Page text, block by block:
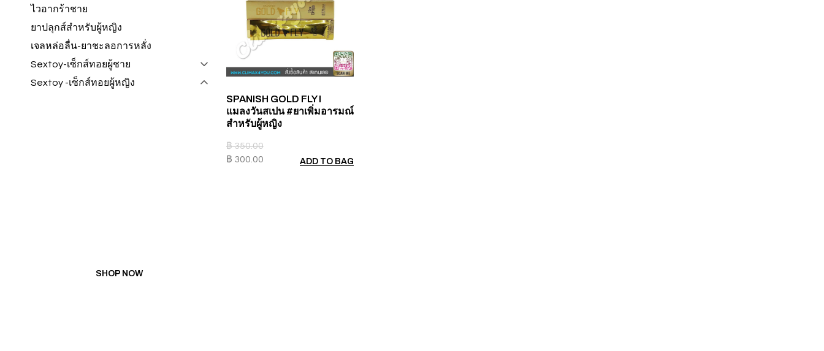
ไวอากร้าชาย
ยาปลุกส์สำหรับผู้หญิง
เจลหล่อลื่น-ยาชะลอการหลั่ง
Sextoy-เซ็กส์ทอยผู้ชาย
Sextoy -เซ็กส์ทอยผู้หญิง
SHOP NOW
SPANISH GOLD FLY I
แมลงวันสเปน #ยาเพิ่มอารมณ์
สำหรับผู้หญิง
฿350.00
฿ 300.00 ADD TO BAG